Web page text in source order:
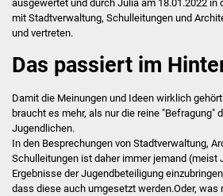
ausgewertet und durch Julia am 18.01.2022 in
mit Stadtverwaltung, Schulleitungen und
und vertreten.
Das passiert im
Damit die Meinungen und Ideen wirklich
braucht es mehr, als nur die reine "Befragung"
Jugendlichen.
In den Besprechungen von Stadtverwaltung,
Schulleitungen ist daher immer jemand (meist
Ergebnisse der Jugendbeteiligung
dass diese auch umgesetzt werden.Oder, was